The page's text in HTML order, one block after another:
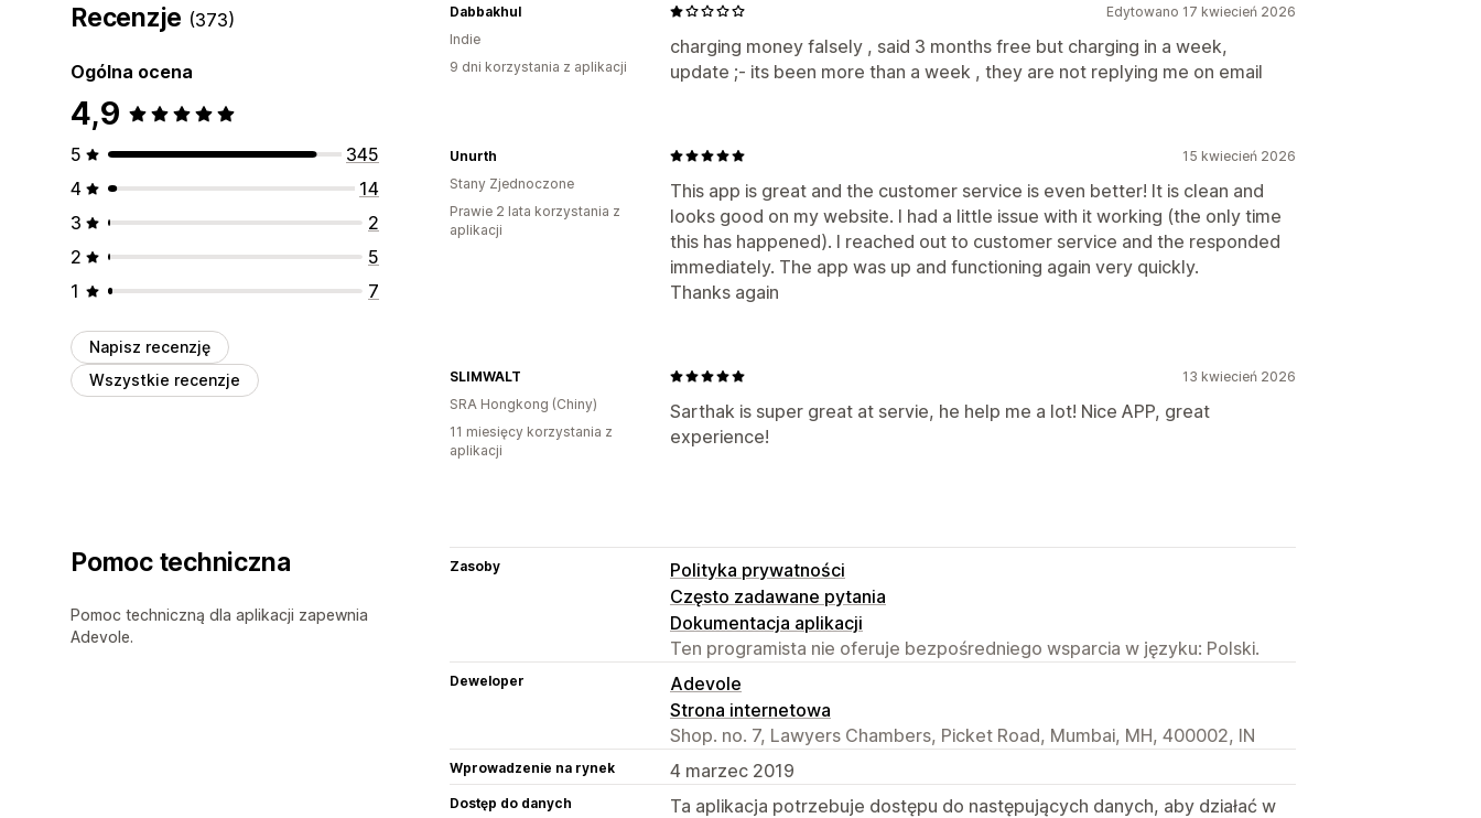
Recenzje (373)
Ogólna ocena
4,9
5
345
4
14
3
2
2
5
1
7
Napisz recenzję
Wszystkie recenzje
Edytowano 17 kwiecień 2026
charging money falsely , said 3 months free but charging in a week,
update ;- its been more than a week , they are not replying me on email
Dabbakhul
Indie
9 dni korzystania z aplikacji
15 kwiecień 2026
This app is great and the customer service is even better! It is clean and
looks good on my website. I had a little issue with it working (the only time
this has happened). I reached out to customer service and the responded
immediately. The app was up and functioning again very quickly.
Thanks again
Unurth
Stany Zjednoczone
Prawie 2 lata korzystania z
aplikacji
13 kwiecień 2026
Sarthak is super great at servie, he help me a lot! Nice APP, great
experience!
SLIMWALT
SRA Hongkong (Chiny)
11 miesięcy korzystania z
aplikacji
Pomoc techniczna
Pomoc techniczną dla aplikacji zapewnia
Adevole.
Zasoby
Polityka prywatności
Często zadawane pytania
Dokumentacja aplikacji
Ten programista nie oferuje bezpośredniego wsparcia w języku: Polski.
Deweloper
Adevole
Strona internetowa
Shop. no. 7, Lawyers Chambers, Picket Road, Mumbai, MH, 400002, IN
Wprowadzenie na rynek 4 marzec 2019
Dostęp do danych
Ta aplikacja potrzebuje dostępu do następujących danych, aby działać w